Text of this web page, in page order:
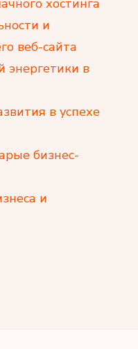
и
веб-сайта
энергетики в
в успехе
бизнес-
и